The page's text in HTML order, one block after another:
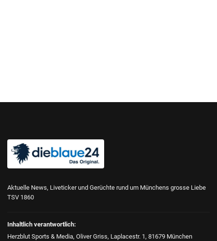
Aktuelle News, Liveticker und Gerüchte rund um Münchens grosse Liebe
TSV 1860
Inhaltlich verantwortlich:
Herzblut Sports & Media, Oliver Griss, Laplacestr. 1, 81679 München